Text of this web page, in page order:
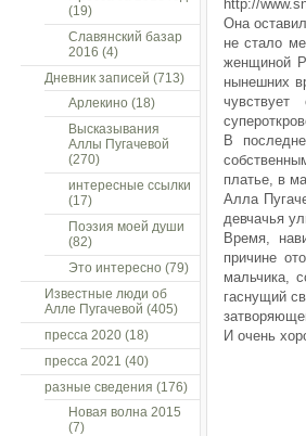
http://
Она
не стало
женщиной
нынешних
В
платье, в
Алла
девчачья
Время,
причине
мальчика,
гаснущий
И очень
(19)
Славянский базар
2016 (4)
Дневник записей (713)
Арлекино (18)
Высказывания
Аллы Пугачевой
(270)
интересные ссылки
(17)
Поэзия моей души
(82)
Это интересно (79)
Известные люди об
Алле Пугачевой (405)
пресса 2020(18)
пресса 2021 (40)
разные сведения (176)
Новая волна 2015
(7)